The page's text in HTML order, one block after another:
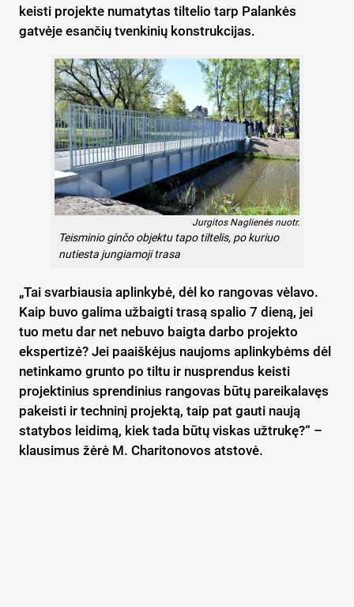
keisti projekte numatytas tiltelio tarp Palankės
gatvėje esančių tvenkinių konstrukcijas.
Jurgitos Naglienės nuotr.
Teisminio ginčo objektu tapo tiltelis, po kuriuo
nutiesta jungiamoji trasa
„Tai svarbiausia aplinkybė, dėl ko rangovas vėlavo.
Kaip buvo galima užbaigti trasą spalio 7 dieną, jei
tuo metu dar net nebuvo baigta darbo projekto
ekspertizė? Jei paaiškėjus naujoms aplinkybėms dėl
netinkamo grunto po tiltu ir nusprendus keisti
projektinius sprendinius rangovas būtų pareikalavęs
pakeisti ir techninį projektą, taip pat gauti naują
statybos leidimą, kiek tada būtų viskas užtrukę?“ –
klausimus žėrė M. Charitonovos atstovė.